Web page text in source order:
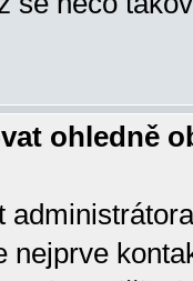
ohledně
nejprve